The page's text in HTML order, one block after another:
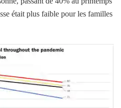
était plus faible pour les familles